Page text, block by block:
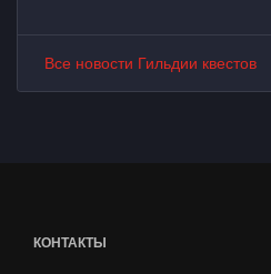
Все новости Гильдии квестов
КОНТАКТЫ